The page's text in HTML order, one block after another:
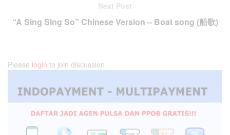
Next Post
“A Sing Sing So” Chinese Version – Boat song (船歌)
Please login to join discussion